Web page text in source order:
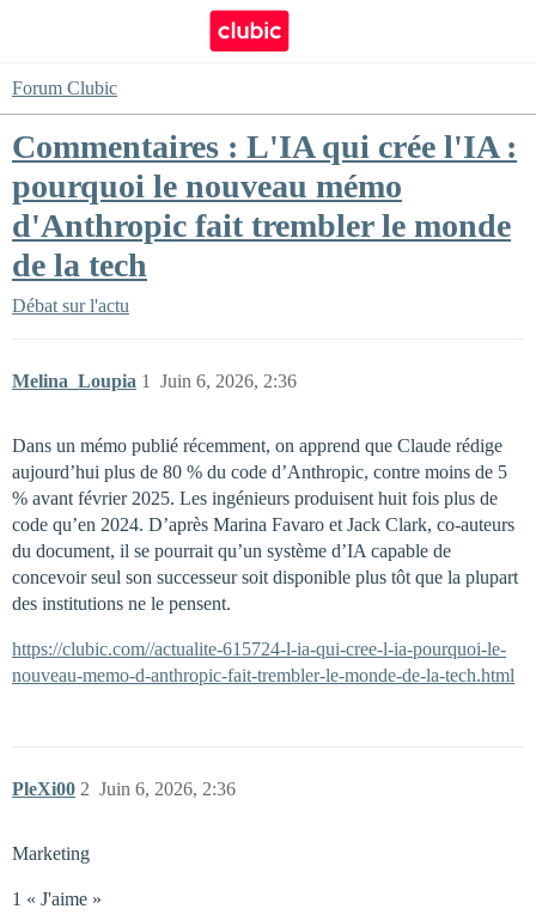
Forum Clubic
Commentaires : L'IA qui crée l'IA :
pourquoi le nouveau mémo
d'Anthropic fait trembler le monde
de la tech
Débat sur l'actu
Melina_Loupia Juin 6, 2026, 2:36
1
Dans un mémo publié récemment, on apprend que Claude rédige
aujourd’hui plus de 80 % du code d’Anthropic, contre moins de 5
% avant février 2025. Les ingénieurs produisent huit fois plus de
code qu’en 2024. D’après Marina Favaro et Jack Clark, co-auteurs
du document, il se pourrait qu’un système d’IA capable de
concevoir seul son successeur soit disponible plus tôt que la plupart
des institutions ne le pensent.
https://clubic.com//actualite-615724-l-ia-qui-cree-l-ia-pourquoi-le-
nouveau-memo-d-anthropic-fait-trembler-le-monde-de-la-tech.html
PleXi00 Juin 6, 2026, 2:36
2
Marketing
1 « J'aime »